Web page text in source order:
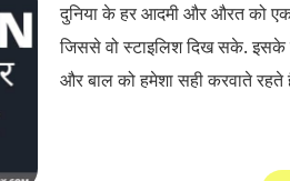
दुनिया के हर आदमी और औरत को
जिससे वो स्टाइलिश दिख सके. इसके
और बाल को हमेशा सही करवाते रहते